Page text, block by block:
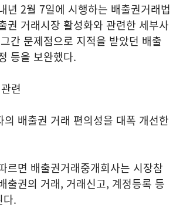
년 2월 7일에 시행하는 배출권거래법
권 거래시장 활성화와 관련한 세부사
간 문제점으로 지적을 받았던 배출
등을 보완했다.
련
의 배출권 거래 편의성을 대폭 개선한
르면 배출권거래중개회사는 시장참
출권의 거래, 거래신고, 계정등록 등
다.